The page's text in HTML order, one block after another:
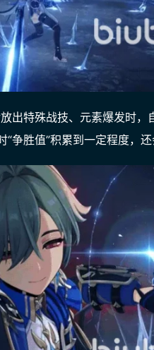
出特殊战技、元素爆发时，
争胜值”积累到一定程度，还